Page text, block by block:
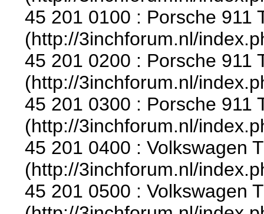
45 201 0100 : Porsche 911
(http://3inchforum.nl/
45 201 0200 : Porsche 911
(http://3inchforum.nl/
45 201 0300 : Porsche 911
(http://3inchforum.nl/
45 201 0400 : Volkswagen
(http://3inchforum.nl/
45 201 0500 : Volkswagen